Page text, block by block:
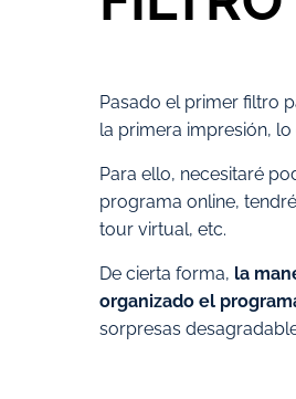
Pasado el primer filtro
la primera impresión, lo
Para ello, necesitaré
programa online,
tour virtual, etc.
De cierta forma, la
organizado el
sorpresas